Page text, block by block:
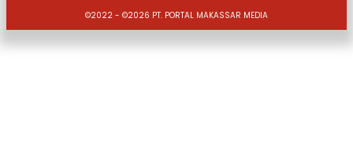
©2022 - ©2026 PT. PORTAL MAKASSAR MEDIA